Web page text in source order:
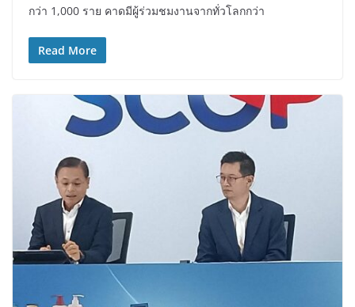
กว่า 1,000 ราย คาดมีผู้ร่วมชมงานจากทั่วโลกกว่า
Read More